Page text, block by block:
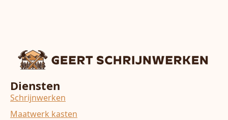
Diensten
Schrijnwerken
Maatwerk kasten